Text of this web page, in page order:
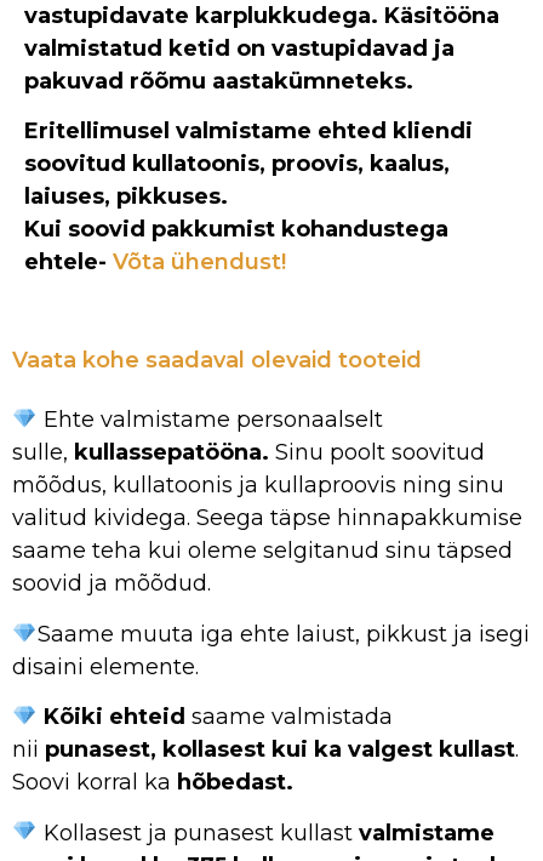
vastupidavate karplukkudega. Käsitööna
valmistatud ketid on vastupidavad ja
pakuvad rõõmu aastakümneteks.
Eritellimusel valmistame ehted kliendi
soovitud kullatoonis, proovis, kaalus,
laiuses, pikkuses.
Kui soovid pakkumist kohandustega
ehtele- Võta ühendust!
Vaata kohe saadaval olevaid tooteid
Ehte valmistame personaalselt
sulle, kullassepatööna. Sinu poolt soovitud
mõõdus, kullatoonis ja kullaproovis ning sinu
valitud kividega. Seega täpse hinnapakkumise
saame teha kui oleme selgitanud sinu täpsed
soovid ja mõõdud.
Saame muuta iga ehte laiust, pikkust ja isegi
disaini elemente.
Kõiki ehteid saame valmistada
nii punasest, kollasest kui ka valgest kullast.
Soovi korral ka hõbedast.
Kollasest ja punasest kullast valmistame